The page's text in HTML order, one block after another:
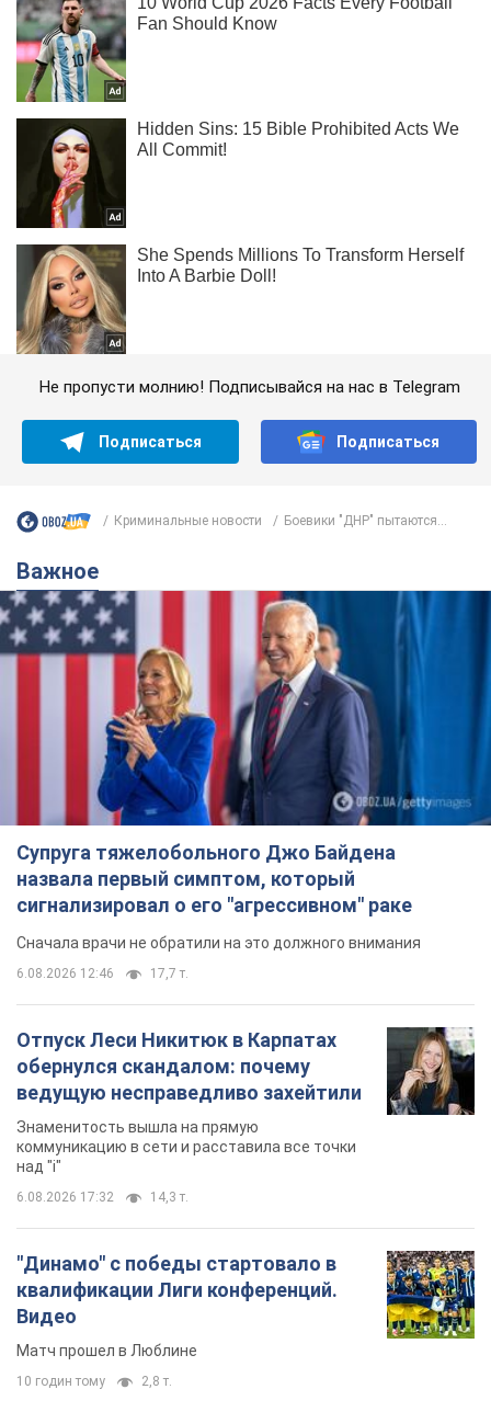
Не пропусти молнию! Подписывайся на нас в Telegram
Подписаться Подписаться
Криминальные новости Боевики "ДНР" пытаются...
Важное
Супруга тяжелобольного Джо Байдена
назвала первый симптом, который
сигнализировал о его "агрессивном" раке
Сначала врачи не обратили на это должного внимания
6.08.2026 12:46 17,7 т.
Отпуск Леси Никитюк в Карпатах
обернулся скандалом: почему
ведущую несправедливо захейтили
Знаменитость вышла на прямую
коммуникацию в сети и расставила все точки
над "i"
6.08.2026 17:32 14,3 т.
"Динамо" с победы стартовало в
квалификации Лиги конференций.
Видео
Матч прошел в Люблине
10 годин тому 2,8 т.